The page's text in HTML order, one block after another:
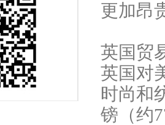
更加昂
英国贸
英国对
时尚和
镑（约